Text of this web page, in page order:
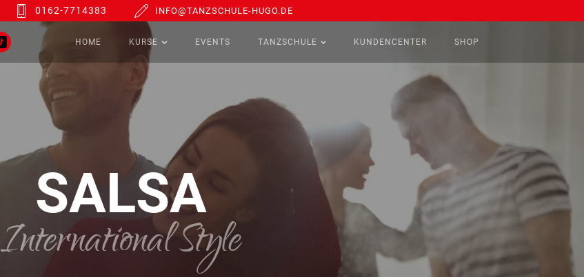
0162-7714383 INFO@TANZSCHULE-HUGO.DE
HOME KURSE EVENTS TANZSCHULE KUNDENCENTER SHOP
SALSA
International Style